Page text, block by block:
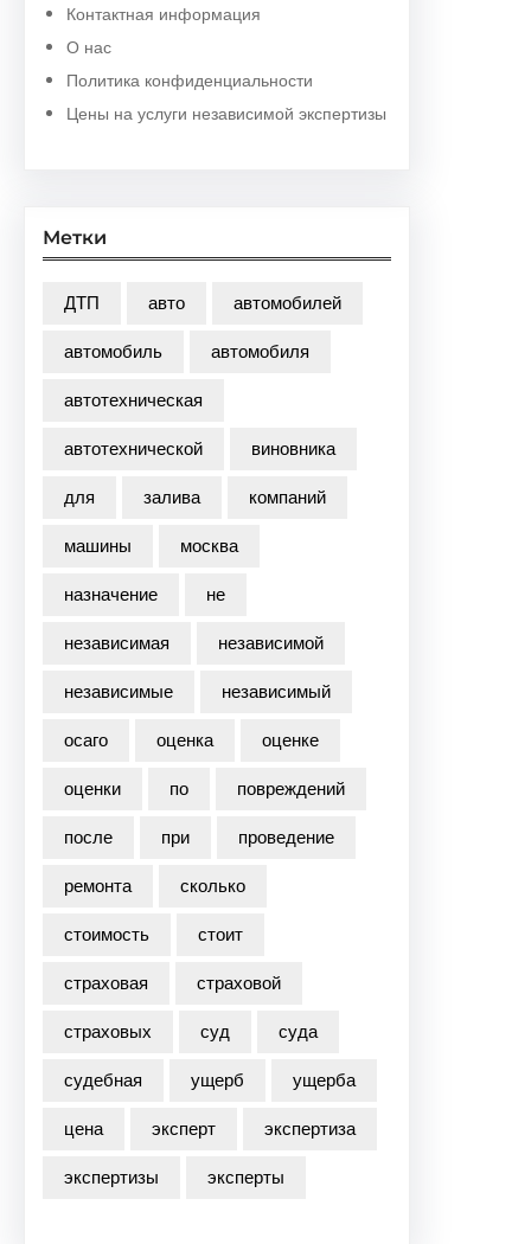
Контактная информация
О нас
Политика конфиденциальности
Цены на услуги независимой экспертизы
Метки
ДТП авто
автомобилей
автомобиль
автомобиля
автотехническая
автотехнической
виновника
для
залива
компаний
машины
москва
назначение
не
независимая
независимой
независимые
независимый
осаго
оценка
оценке
оценки
по
повреждений
после
при
проведение
ремонта
сколько
стоимость
стоит
страховая
страховой
страховых
суд
суда
судебная
ущерб
ущерба
цена
эксперт
экспертиза
экспертизы
эксперты